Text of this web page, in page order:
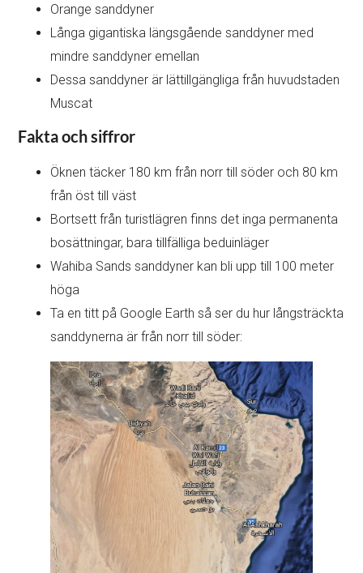
Orange sanddyner
Långa gigantiska längsgående sanddyner med
mindre sanddyner emellan
Dessa sanddyner är lättillgängliga från huvudstaden
Muscat
Fakta och siffror
Öknen täcker 180 km från norr till söder och 80 km
från öst till väst
Bortsett från turistlägren finns det inga permanenta
bosättningar, bara tillfälliga beduinläger
Wahiba Sands sanddyner kan bli upp till 100 meter
höga
Ta en titt på Google Earth så ser du hur långsträckta
sanddynerna är från norr till söder: